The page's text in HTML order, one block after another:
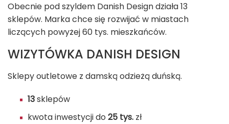
Obecnie pod szyldem Danish Design działa 13
sklepów. Marka chce się rozwijać w miastach
liczących powyżej 60 tys. mieszkańców.
WIZYTÓWKA DANISH DESIGN
Sklepy outletowe z damską odzieżą duńską.
13sklepów
kwota inwestycji do 25 tys. zł